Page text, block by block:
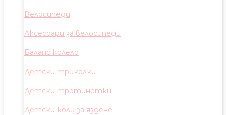
Велосипеди
Аксесоари за велосипеди
Баланс колело
Детски триколки
Детски тротинетки
Детски коли за яздене